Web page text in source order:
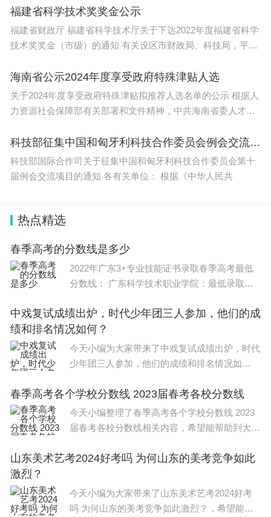
目标是支持50万款应用。产业经济观察人士梁振鹏
提醒，在生态建设过程中，华为还需要在鸿蒙应用商
店、支付系统、广告投放等方面建立自己的商业模
式，以吸引更多的开发者和使用者。
为进一步构建鸿蒙生态，华为昨天发布“耀星计划”，
将投入70亿元，用于激励鸿蒙开发者在鸿蒙原生应
用、元服务等方面的创新。同时，其将依托鸿蒙生态
学堂、高校共同培养鸿蒙人才、城市发布鸿蒙人才培
养政策等方式，每月培养10万多鸿蒙开发者。
福建省科学技术奖奖金公示
福建省财政厅 福建省科学技术厅关于下达2022年度福建省科学
技术奖奖金（市级）的通知 有关设区市财政局、科技局，平潭
海南省公示2024年度享受政府特殊津贴人选
关于2024年度享受政府特殊津贴拟推荐人选名单的公示 根据人
力资源社会保障部有关部署和文件精神，中共海南省委人才发
科技部征集中国和匈牙利科技合作委员会例会交流项目
科技部国际合作司关于征集中国和匈牙利科技合作委员会第十
届例会交流项目的通知 各有关单位： 根据《中华人民共
热点精选
春季高考的分数线是多少
2022年广东3+专业技能证书录取春季高考最低
分数线： 广东科学技术职业学院：最低录取分
+证书 401 计算机类 363 300 402 电子商务 354
282 403 物流
中戏复试成绩出炉，时代少年团三人参加，他们的成
绩和排名情况如何？
今天小编为大家带来了中戏复试成绩出炉，时代
少年团三人参加，他们的成绩和排名情况如
嘉祺表演专业排名第3。 宋亚轩表演专业排名第
11。 贺峻霖选择的并非
春季高考各个学校分数线 2023届春考各校分数线
今天小编整理了春季高考各个学校分数线 2023
届春考各校分数线相关内容，希望能帮助到大
校 是不同的，但大部分学校的分数线都受到了
山东美术艺考2024好考吗 为何山东的美考竞争如此
激烈？
今天小编为大家带来了山东美术艺考2024好考
吗 为何山东的美考竞争如此激烈？，希望能帮